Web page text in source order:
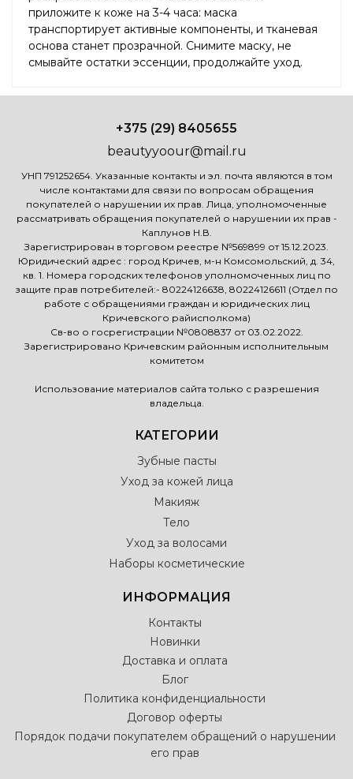
приложите к коже на 3-4 часа: маска
транспортирует активные компоненты, и тканевая
основа станет прозрачной. Снимите маску, не
смывайте остатки эссенции, продолжайте уход.
+375 (29) 8405655
beautyyoour@mail.ru
УНП 791252654. Указанные контакты и эл. почта являются в том
числе контактами для связи по вопросам обращения
покупателей о нарушении их прав. Лица, уполномоченные
рассматривать обращения покупателей о нарушении их прав -
Каплунов Н.В.
Зарегистрирован в торговом реестре №569899 от 15.12.2023.
Юридический адрес : город Кричев, м-н Комсомольский, д. 34,
кв. 1. Номера городских телефонов уполномоченных лиц по
защите прав потребителей:- 80224126638, 80224126611 (Отдел по
работе с обращениями граждан и юридических лиц
Кричевского райисполкома)
Св-во о госрегистрации №0808837 от 03.02.2022.
Зарегистрировано Кричевским районным исполнительным
комитетом
Использование материалов сайта только с разрешения
владельца.
КАТЕГОРИИ
Зубные пасты
Уход за кожей лица
Макияж
Тело
Уход за волосами
Наборы косметические
ИНФОРМАЦИЯ
Контакты
Новинки
Доставка и оплата
Блог
Политика конфиденциальности
Договор оферты
Порядок подачи покупателем обращений о нарушении
его прав